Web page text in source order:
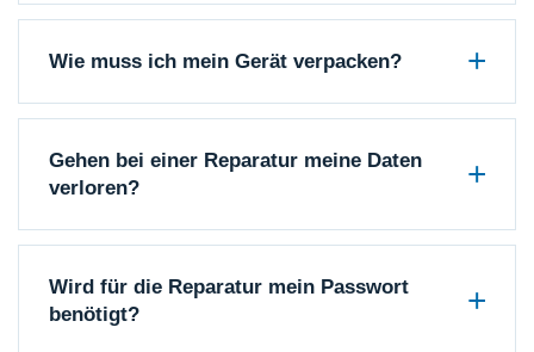
Wie muss ich mein Gerät verpacken?
Gehen bei einer Reparatur meine Daten
verloren?
Wird für die Reparatur mein Passwort
benötigt?